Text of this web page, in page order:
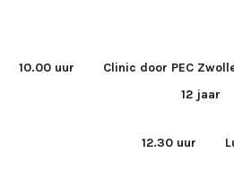
10.00 uur Clinic door PEC
12 jaar
12.30 uur